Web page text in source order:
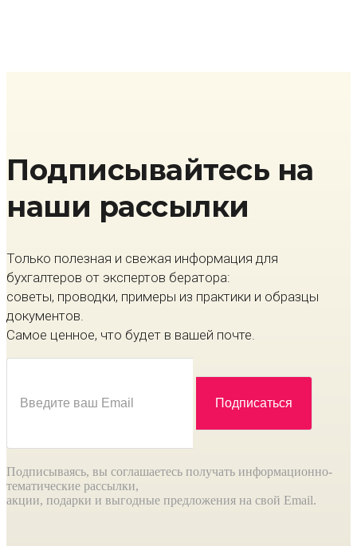
Подписывайтесь на
наши рассылки
Только полезная и свежая информация для
бухгалтеров от экспертов бератора:
советы, проводки, примеры из практики и образцы
документов.
Самое ценное, что будет в вашей почте.
Подписываясь, вы соглашаетесь получать информационно-
тематические рассылки,
акции, подарки и выгодные предложения на свой Email.